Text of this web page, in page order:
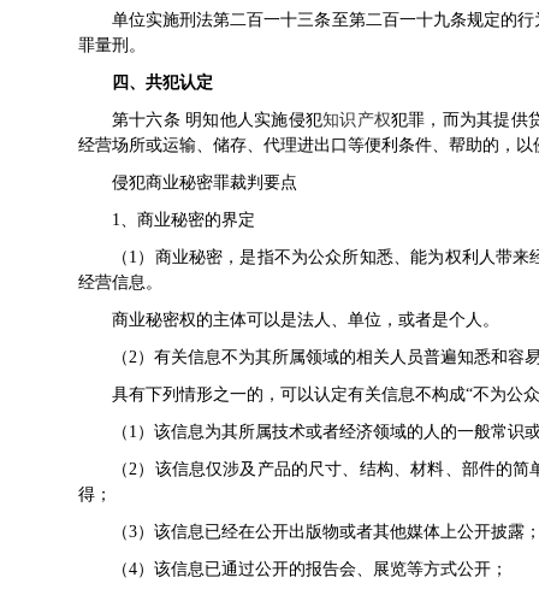
单位实施刑法第二百一十三条至第二百一十九条规定的
罪量刑。
四、共犯认定
第十六条 明知他人实施侵犯知识产权犯罪，而为其提供
经营场所或运输、储存、代理进出口等便利条件、帮助的，
侵犯商业秘密罪裁判要点
1、商业秘密的界定
（1）商业秘密，是指不为公众所知悉、能为权利人带
经营信息。
商业秘密权的主体可以是法人、单位，或者是个人。
（2）有关信息不为其所属领域的相关人员普遍知悉
具有下列情形之一的，可以认定有关信息不构成“不为
（1）该信息为其所属技术或者经济领域的人的一般
（2）该信息仅涉及产品的尺寸、结构、材料、部件的
得；
（3）该信息已经在公开出版物或者其他媒体上公开披
（4）该信息已通过公开的报告会、展览等方式公开